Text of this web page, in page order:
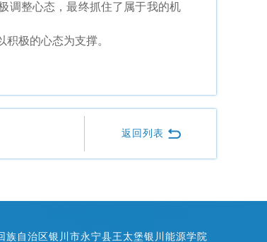
调整心态，最终抓住了属于我的机
极的心态为支撑。
返回列表
族自治区银川市永宁县王太堡银川能源学院